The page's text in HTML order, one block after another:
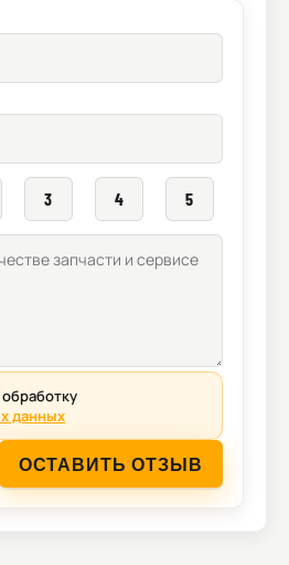
3 4 5
данных
ОСТАВИТЬ ОТЗЫВ